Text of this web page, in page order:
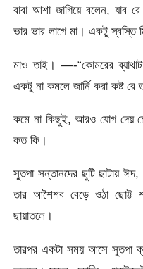
বাবা আশা জাগিয়ে বলেন, যাব
ভার ভার লাগে মা। একটু স্বস্তি
মাও তাই। —-“কোমরের
একটু না কমলে জার্নি করা কষ্ট রে
কমে না কিছুই, আরও যোগ দেয়
কত কি।
সুতপা সন্তানদের ছুটি ছাটায় ঈদ,
তার আশৈশব বেড়ে ওঠা ছোট্ট
ছায়াতলে।
তারপর একটা সময় আসে সুতপা